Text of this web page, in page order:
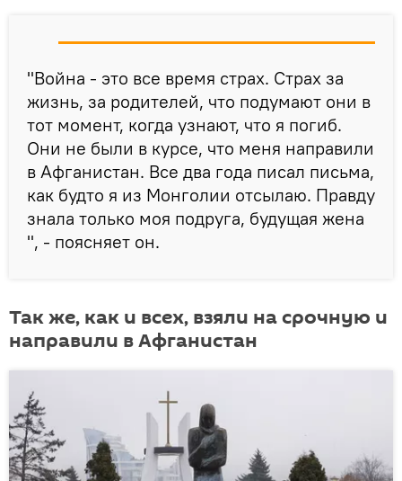
"Война - это все время страх. Страх за
жизнь, за родителей, что подумают они в
тот момент, когда узнают, что я погиб.
Они не были в курсе, что меня направили
в Афганистан. Все два года писал письма,
как будто я из Монголии отсылаю. Правду
знала только моя подруга, будущая жена
", - поясняет он.
Так же, как и всех, взяли на срочную и
направили в Афганистан